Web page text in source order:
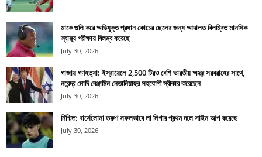
মাকে গুলি করে অভিযুক্ত প্রধান কোচের ছেলের জন্য আদালত বিলম্বিত মানসিক
স্বাস্থ্য পরীক্ষায় বিলম্ব করেছে
July 30, 2026
গাজায় গণহত্যা: ইস্রায়েলে 2,500 টিরও বেশি ভারতীয় অস্ত্র সরবরাহের সাথে,
নরেন্দ্র মোদি বেঞ্জামিন নেতানিয়াহুর সহযোগী স্বীকার করেছেন
July 30, 2026
নিশ্চিত: বার্সেলোনা তরুণ সফলভাবে লা লিগার প্রথম দলে সাইন আপ করেছে
July 30, 2026